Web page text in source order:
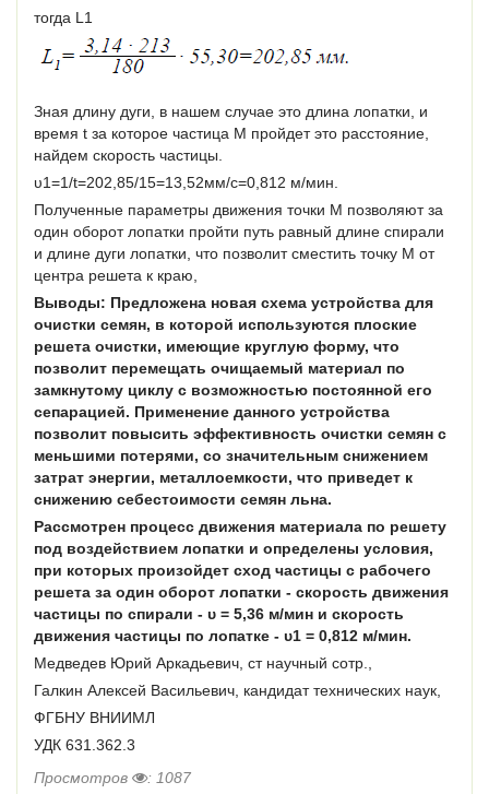
тогда L1
Зная длину дуги, в нашем случае это длина лопатки, и
время t за которое частица М пройдет это расстояние,
найдем скорость частицы.
υ1=1/t=202,85/15=13,52мм/c=0,812 м/мин.
Полученные параметры движения точки М позволяют за
один оборот лопатки пройти путь равный длине спирали
и длине дуги лопатки, что позволит сместить точку М от
центра решета к краю,
Выводы: Предложена новая схема устройства для
очистки семян, в которой используются плоские
решета очистки, имеющие круглую форму, что
позволит перемещать очищаемый материал по
замкнутому циклу с возможностью постоянной его
сепарацией. Применение данного устройства
позволит повысить эффективность очистки семян с
меньшими потерями, со значительным снижением
затрат энергии, металлоемкости, что приведет к
снижению себестоимости семян льна.
Рассмотрен процесс движения материала по решету
под воздействием лопатки и определены условия,
при которых произойдет сход частицы с рабочего
решета за один оборот лопатки - скорость движения
частицы по спирали - υ = 5,36 м/мин и скорость
движения частицы по лопатке - υ1 = 0,812 м/мин.
Медведев Юрий Аркадьевич, ст научный сотр.,
Галкин Алексей Васильевич, кандидат технических наук,
ФГБНУ ВНИИМЛ
УДК 631.362.3
Просмотров
: 1087